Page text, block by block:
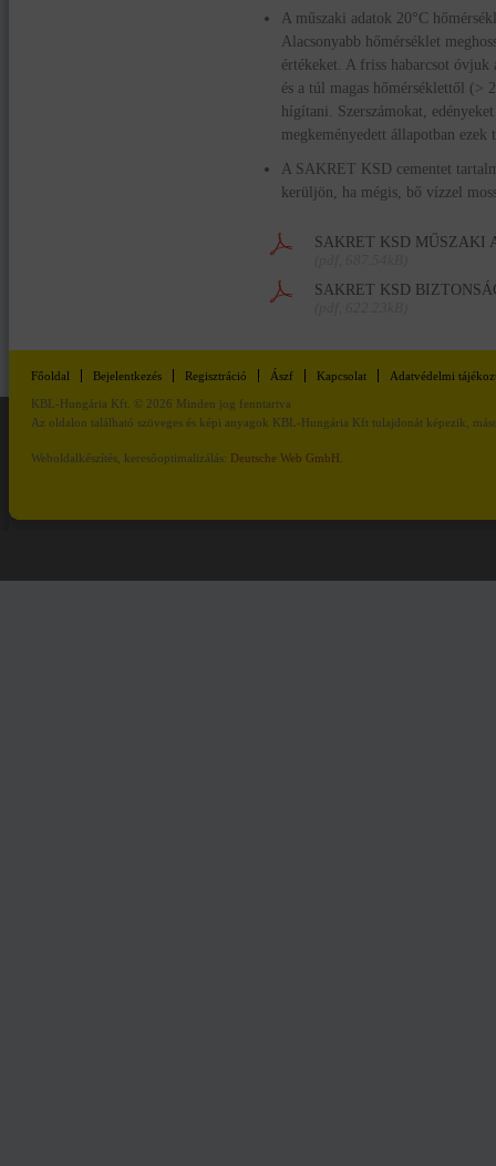
A műszaki adatok 20°C
Alacsonyabb hőmérséklet
értékeket. A friss habarcsot
és a túl magas hőmérséklettől (>
hígítani. Szerszámokat,
megkeményedett állapotban
A SAKRET KSD cementet
kerüljön, ha mégis, bő vízzel
SAKRET KSD MŰSZAKI
SAKRET KSD
Főoldal Bejelentkezés Regisztráció Ászf Kapcsolat Adatvédelmi
KBL-Hungária Kft. © 2026 Minden jog fenntartva
Az oldalon található szöveges és képi anyagok KBL-Hungária Kft tulajdonát képezik,
Weboldalkészítés, keresőoptimalizálás: Deutsche Web GmbH.